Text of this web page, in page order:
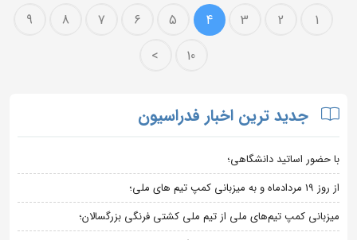
1
2
3
4
5
6
7
8
9
10
>
جدید ترین اخبار فدراسیون
با حضور اساتید دانشگاهی؛
از روز 19 مردادماه و به میزبانی کمپ تیم های ملی؛
میزبانی کمپ تیم‌های ملی از تیم ملی کشتی فرنگی بزرگسالان؛